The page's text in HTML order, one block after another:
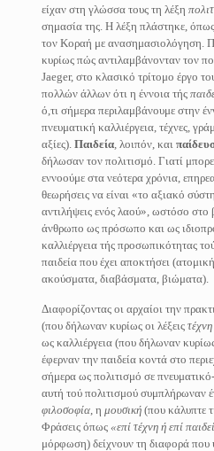
είχαν στη γλώσσα τους τη λέξη
σημασία της. Η λέξη πλάστηκε,
τον Κοραή με ανασημασιολόγηση.
κυρίως πώς αντιλαμβάνονταν τον
Jaeger, στο κλασικό τρίτομο έργο
πολλών άλλων ότι η έννοια τής
ό,τι σήμερα περιλαμβάνουμε στην
πνευματική καλλιέργεια, τέχνες,
αξίες). Παιδεία, λοιπόν, και
δήλωσαν τον πολιτισμό. Γιατί
εννοούμε στα νεότερα χρόνια,
θεωρήσεις να είναι «το αξιακό
αντιλήψεις ενός λαού», ωστόσο στο
άνθρωπο ως πρόσωπο και ως
καλλιέργεια τής προσωπικότητας
παιδεία που έχει αποκτήσει
ακούσματα, διαβάσματα, βιώματα).
Διαφορίζοντας οι αρχαίοι την
(που δήλωναν κυρίως οι λέξεις τέχνη
ως καλλιέργεια (που δήλωναν
έφερναν την παιδεία κοντά στο
σήμερα ως πολιτισμό σε
αυτή τού πολιτισμού συμπλήρωναν
φιλοσοφία, η μουσική (που κάλυπτε
Φράσεις όπως «επί τέχνη ή επί
μόρφωση) δείχνουν τη διαφορά που